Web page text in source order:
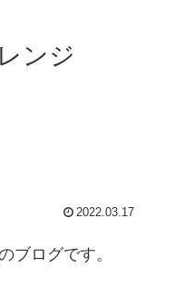
ンジ
2022.03.17
ブログです。